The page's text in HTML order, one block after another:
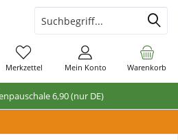
6,90 (nur DE)
Warenkorb
Merkzettel Mein Konto